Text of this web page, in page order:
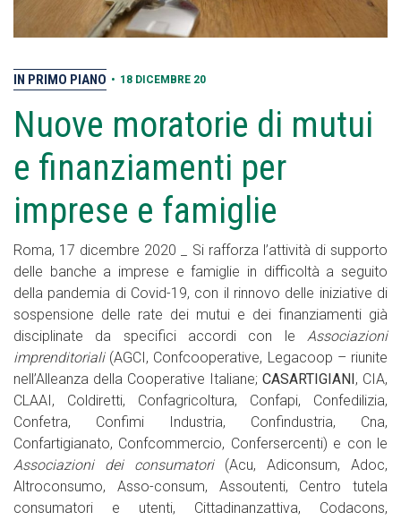
IN PRIMO PIANO • 18 DICEMBRE 20
Nuove moratorie di mutui
e finanziamenti per
imprese e famiglie
Roma, 17 dicembre 2020 _ Si rafforza l’attività di supporto
delle banche a imprese e famiglie in difficoltà a seguito
della pandemia di Covid-19, con il rinnovo delle iniziative di
sospensione delle rate dei mutui e dei finanziamenti già
disciplinate da specifici accordi con le Associazioni
imprenditoriali (AGCI, Confcooperative, Legacoop – riunite
nell’Alleanza della Cooperative Italiane; CASARTIGIANI, CIA,
CLAAI, Coldiretti, Confagricoltura, Confapi, Confedilizia,
Confetra, Confimi Industria, Confindustria, Cna,
Confartigianato, Confcommercio, Confersercenti) e con le
Associazioni dei consumatori (Acu, Adiconsum, Adoc,
Altroconsumo, Asso-consum, Assoutenti, Centro tutela
consumatori e utenti, Cittadinanzattiva, Codacons,